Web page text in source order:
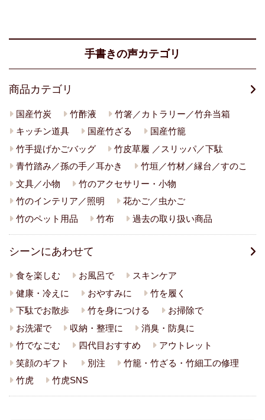
手書きの声カテゴリ
商品カテゴリ
国産竹炭 竹酢液
竹箸／カトラリー／竹弁当箱
キッチン道具
国産竹ざる
国産竹籠
竹手提げかごバッグ
竹皮草履 ／スリッパ／下駄
青竹踏み／孫の手／耳かき
竹垣／竹材／縁台／すのこ
文具／小物
竹のアクセサリー・小物
竹のインテリア／照明
花かご／虫かご
竹のペット用品
竹布 過去の取り扱い商品
シーンにあわせて
食を楽しむ お風呂で
スキンケア
健康・冷えに
おやすみに
竹を履く
下駄でお散歩
竹を身につける
お掃除で
お洗濯で
収納・整理に
消臭・防臭に
竹でなごむ
四代目おすすめ
アウトレット
笑顔のギフト
別注
竹籠・竹ざる・竹細工の修理
竹虎
竹虎SNS